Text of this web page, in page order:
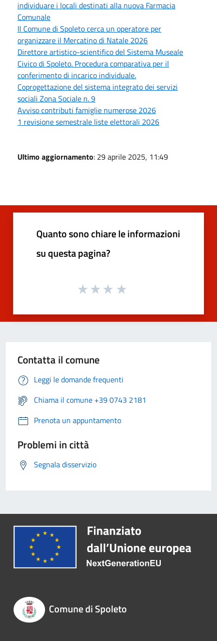
individuare i locali destinati alla nuova Farmacia
Comunale
Il Comune di Spoleto cerca un operatore per
organizzare il Mercatino di Natale 2026
Direttore artistico-scientifico del Sistema Museale
Civico di Spoleto. Procedura comparativa per il
conferimento di incarico individuale.
Coprogettazione del sistema integrato dei servizi
sociali Zona Sociale n. 9
Avviso contributi famiglie numerose 2026
1 revisione semestrale liste elettorali 2026
Ultimo aggiornamento: 29 aprile 2025, 11:49
Quanto sono chiare le informazioni
su questa pagina?
Contatta il comune
Leggi le domande frequenti
Chiama il comune +39 0743 2181
Prenota un appuntamento
Problemi in città
Segnala disservizio
Comune di Spoleto